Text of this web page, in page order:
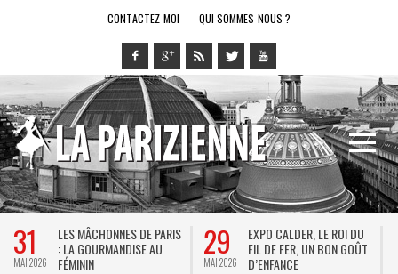
CONTACTEZ-MOI QUI SOMMES-NOUS ?
31
MAI 2026
LES MÂCHONNES DE PARIS
: LA GOURMANDISE AU
FÉMININ
29
MAI 2026
EXPO CALDER, LE ROI DU
FIL DE FER, UN BON GOÛT
D’ENFANCE